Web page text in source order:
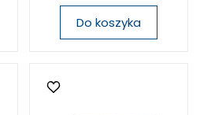
Do koszyka